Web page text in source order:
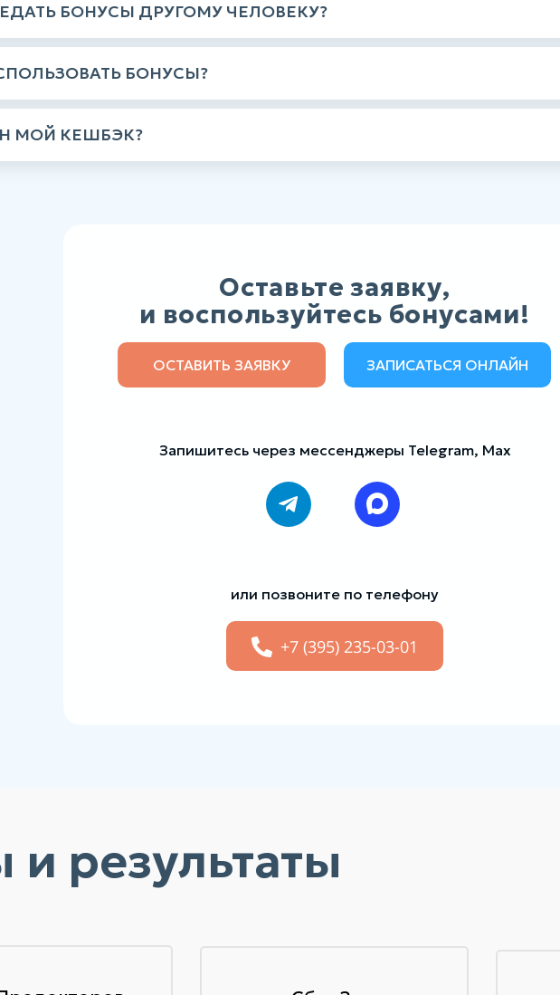
БОНУСЫ ДРУГОМУ ЧЕЛОВЕКУ?
БОНУСЫ?
МОЙ КЕШБЭК?
Оставьте заявку,
и воспользуйтесь бонусами!
ОСТАВИТЬ ЗАЯВКУ ЗАПИСАТЬСЯ ОНЛАЙН
Запишитесь через мессенджеры Telegram, Max
или позвоните по телефону
+7 (395) 235-03-01
результаты